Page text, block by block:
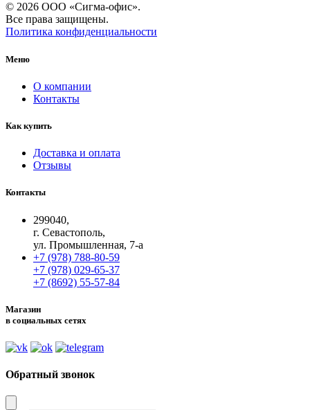
© 2026 ООО «Сигма-офис».
Все права защищены.
Политика конфиденциальности
Меню
О компании
Контакты
Как купить
Доставка и оплата
Отзывы
Контакты
299040,
г. Севастополь,
ул. Промышленная, 7-а
+7 (978) 788-80-59
+7 (978) 029-65-37
+7 (8692) 55-57-84
Магазин
в социальных сетях
Обратный звонок